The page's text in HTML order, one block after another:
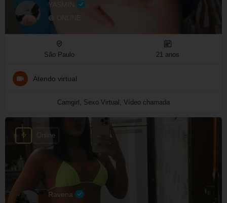
YASMIN
🟢 ONLINE
São Paulo 21 anos
Atendo virtual
Camgirl, Sexo Virtual, Vídeo chamada
Ravena
Online